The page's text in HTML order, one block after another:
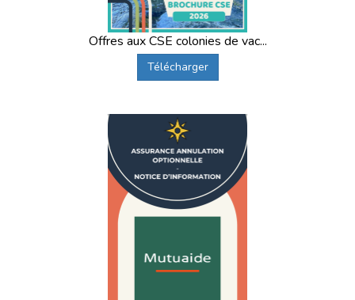
Offres aux CSE colonies de vac...
Télécharger